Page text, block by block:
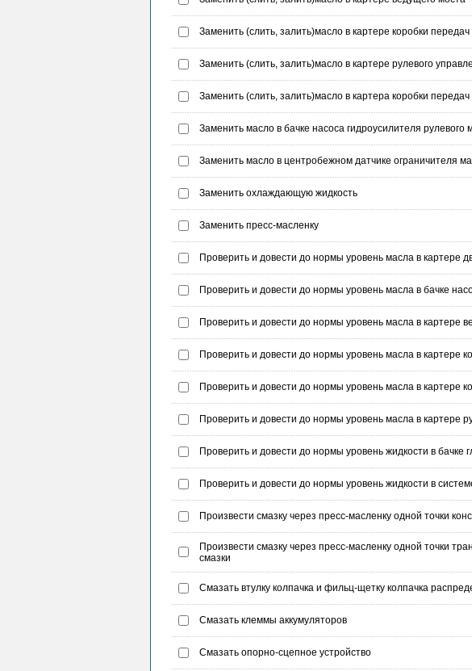
Заменить (слить, залить)масло в картере коробки передач
Заменить (слить, залить)масло в картере рулевого
Заменить (слить, залить)масло в картера коробки
Заменить масло в бачке насоса гидроусилителя рулевого
Заменить масло в центробежном датчике ограничителя
Заменить охлаждающую жидкость
Заменить пресс-масленку
Проверить и довести до нормы уровень масла в картере
Проверить и довести до нормы уровень масла в бачке
Проверить и довести до нормы уровень масла в картере
Проверить и довести до нормы уровень масла в картере
Проверить и довести до нормы уровень масла в картере
Проверить и довести до нормы уровень масла в картере
Проверить и довести до нормы уровень жидкости в бачке
Проверить и довести до нормы уровень жидкости в
Произвести смазку через пресс-масленку одной точки
Произвести смазку через пресс-масленку одной точки
смазки
Смазать втулку колпачка и фильц-щетку колпачка
Смазать клеммы аккумуляторов
Смазать опорно-сцепное устройство